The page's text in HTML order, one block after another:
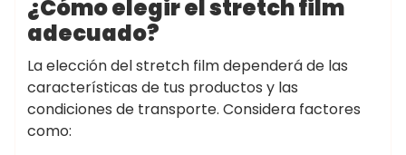
¿Cómo elegir el stretch film
adecuado?
La elección del stretch film dependerá de las
características de tus productos y las
condiciones de transporte. Considera factores
como: